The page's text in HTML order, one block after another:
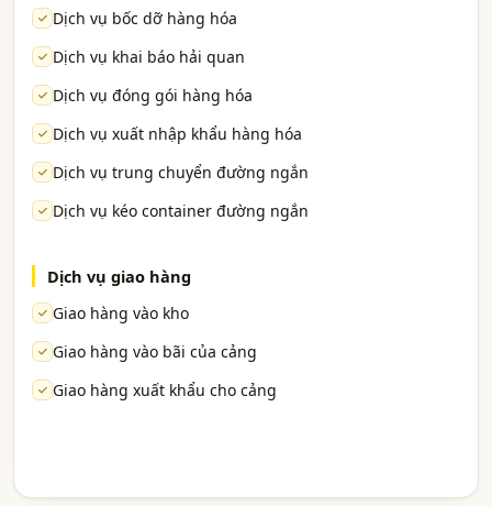
Dịch vụ bốc dỡ hàng hóa
Dịch vụ khai báo hải quan
Dịch vụ đóng gói hàng hóa
Dịch vụ xuất nhập khẩu hàng hóa
Dịch vụ trung chuyển đường ngắn
Dịch vụ kéo container đường ngắn
Dịch vụ giao hàng
Giao hàng vào kho
Giao hàng vào bãi của cảng
Giao hàng xuất khẩu cho cảng